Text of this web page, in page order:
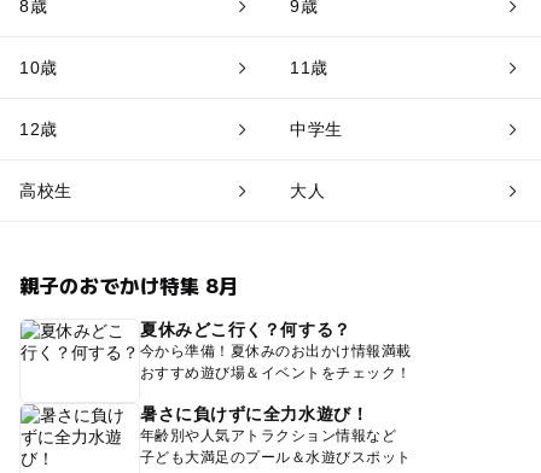
8歳 9歳
10歳 11歳
12歳 中学生
高校生 大人
親子のおでかけ特集 8月
夏休みどこ行く？何する？
今から準備！夏休みのお出かけ情報満載
おすすめ遊び場＆イベントをチェック！
暑さに負けずに全力水遊び！
年齢別や人気アトラクション情報など
子ども大満足のプール＆水遊びスポット